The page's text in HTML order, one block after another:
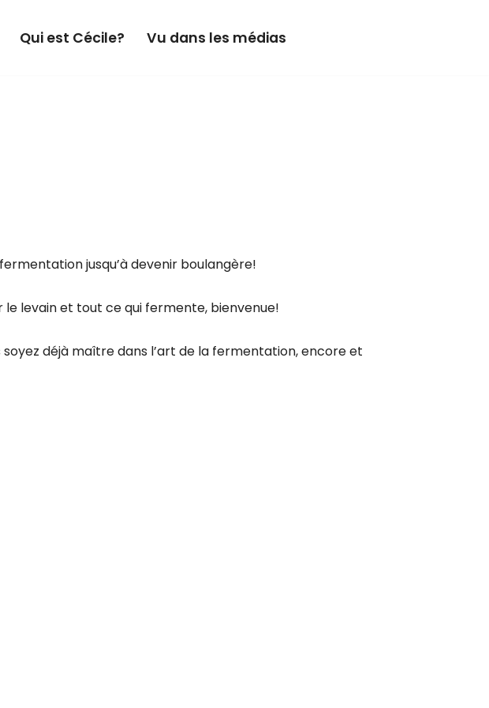
Qui est Cécile? Vu dans les médias
jusqu’à devenir boulangère!
le levain et tout ce qui fermente, bienvenue!
déjà maître dans l’art de la fermentation, encore et